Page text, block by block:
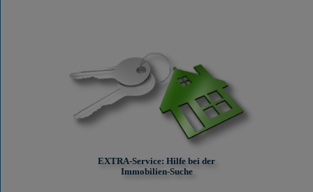
EXTRA-Service: Hilfe bei der
Immobilien-Suche